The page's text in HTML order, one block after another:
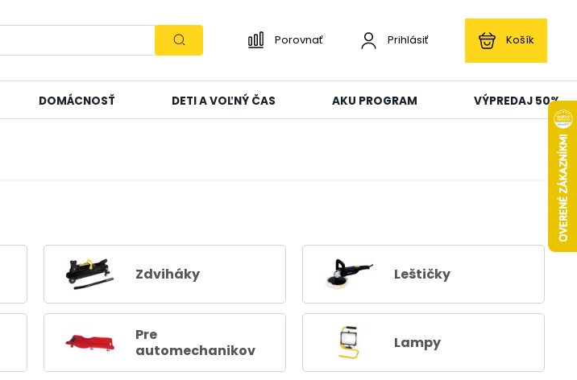
Porovnať Prihlásiť Košík
DOMÁCNOSŤ DETI A VOĽNÝ ČAS AKU PROGRAM VÝPREDAJ 50%
Zdviháky Leštičky
Pre
automechanikov
Lampy